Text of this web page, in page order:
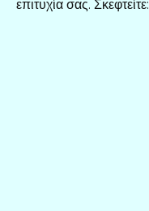
επιτυχία σας. Σκεφτείτε: